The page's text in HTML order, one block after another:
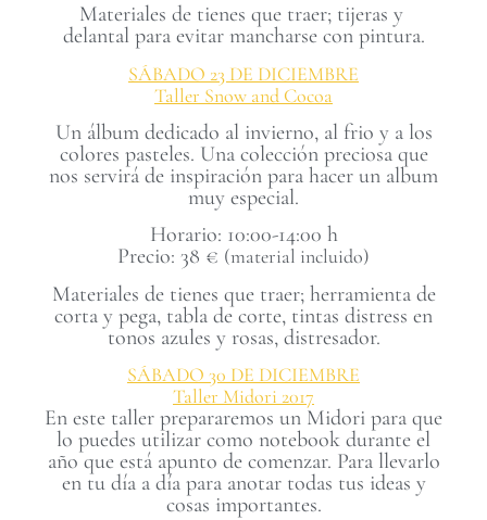
Materiales de tienes que traer; tijeras y
delantal para evitar mancharse con pintura.
SÁBADO 23 DE DICIEMBRE
Taller Snow and Cocoa
Un álbum dedicado al invierno, al frio y a los
colores pasteles. Una colección preciosa que
nos servirá de inspiración para hacer un album
muy especial.
Horario: 10:00-14:00 h
Precio: 38 € (material incluido)
Materiales de tienes que traer; herramienta de
corta y pega, tabla de corte, tintas distress en
tonos azules y rosas, distresador.
SÁBADO 30 DE DICIEMBRE
Taller Midori 2017
En este taller prepararemos un Midori para que
lo puedes utilizar como notebook durante el
año que está apunto de comenzar. Para llevarlo
en tu día a día para anotar todas tus ideas y
cosas importantes.